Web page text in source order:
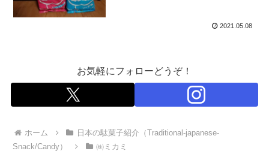
2021.05.08
お気軽にフォローどうぞ！
ホーム
日本の駄菓子紹介（Traditional-japanese-
Snack/Candy）
㈱ミカミ